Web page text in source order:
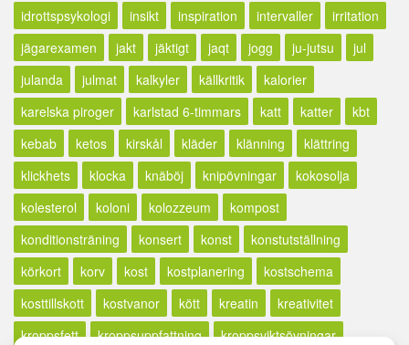
idrottspsykologi
insikt inspiration intervaller
irritation
jägarexamen
jakt jäktigt jaqt jogg ju-jutsu
jul
julanda
julmat kalkyler källkritik
kalorier
karelska piroger
karlstad 6-timmars katt katter
kbt
kebab
ketos kirskål kläder klänning
klättring
klickhets
klocka knäböj knipövningar
kokosolja
kolesterol
koloni kolozzeum
kompost
konditionsträning
konsert konst
konstutställning
körkort
korv kost kostplanering
kostschema
kosttillskott
kostvanor kött kreatin
kreativitet
kroppsfett
kroppsuppfattning kroppsviktsövningar